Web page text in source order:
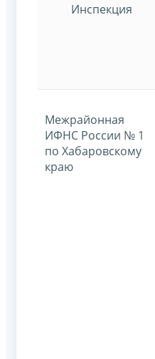
Инспекция
Межрайонная
ИФНС России № 1
по Хабаровскому
краю